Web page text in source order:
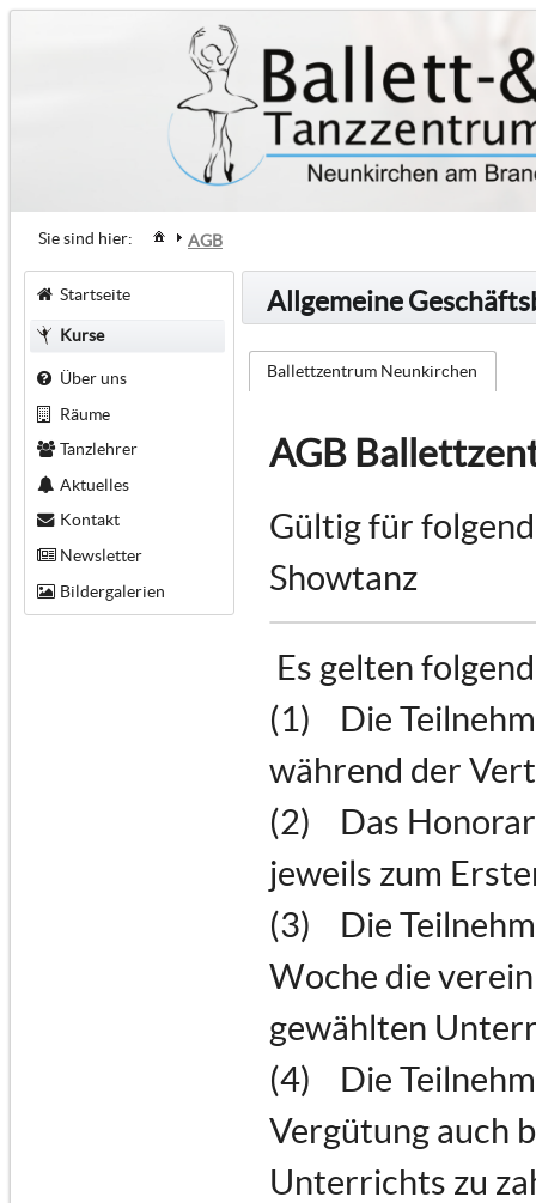
Sie sind hier: AGB
Startseite
Kurse
Über uns
Räume
Tanzlehrer
Aktuelles
Kontakt
Newsletter
Bildergalerien
Allgemeine
Ballettzentrum Neunkirchen
AGB
Gültig für
Showtanz
Es gelten
(1) Die
während der
(2) Das Honorar
jeweils zum
(3) Die
Woche die
gewählten
(4) Die
Vergütung auch
Unterrichts zu